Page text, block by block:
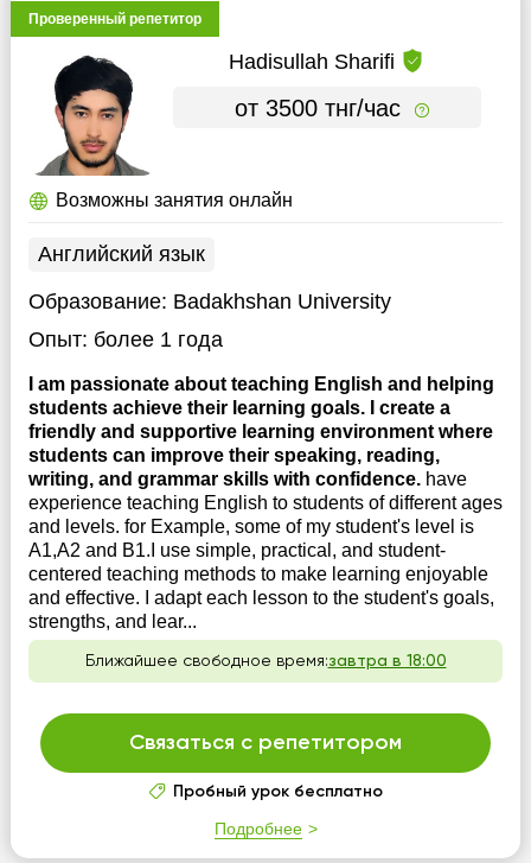
Проверенный репетитор
Hadisullah Sharifi
от 3500 тнг/час
Возможны занятия онлайн
Английский язык
Образование: Badakhshan University
Опыт: более 1 года
I am passionate about teaching English and helping
students achieve their learning goals. I create a
friendly and supportive learning environment where
students can improve their speaking, reading,
writing, and grammar skills with confidence. have
experience teaching English to students of different ages
and levels. for Example, some of my student's level is
A1,A2 and B1.I use simple, practical, and student-
centered teaching methods to make learning enjoyable
and effective. I adapt each lesson to the student's goals,
strengths, and lear...
Ближайшее свободное время:завтра в 18:00
Связаться с репетитором
Пробный урок бесплатно
Подробнее